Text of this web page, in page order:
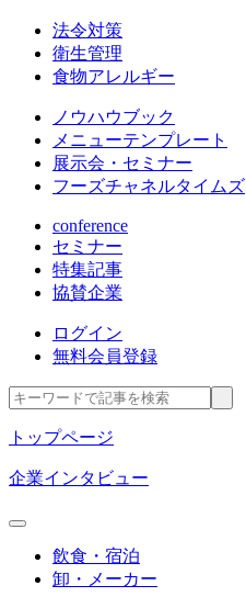
法令対策
衛生管理
食物アレルギー
ノウハウブック
メニューテンプレート
展示会・セミナー
フーズチャネルタイムズ
conference
セミナー
特集記事
協賛企業
ログイン
無料会員登録
トップページ
企業インタビュー
飲食・宿泊
卸・メーカー